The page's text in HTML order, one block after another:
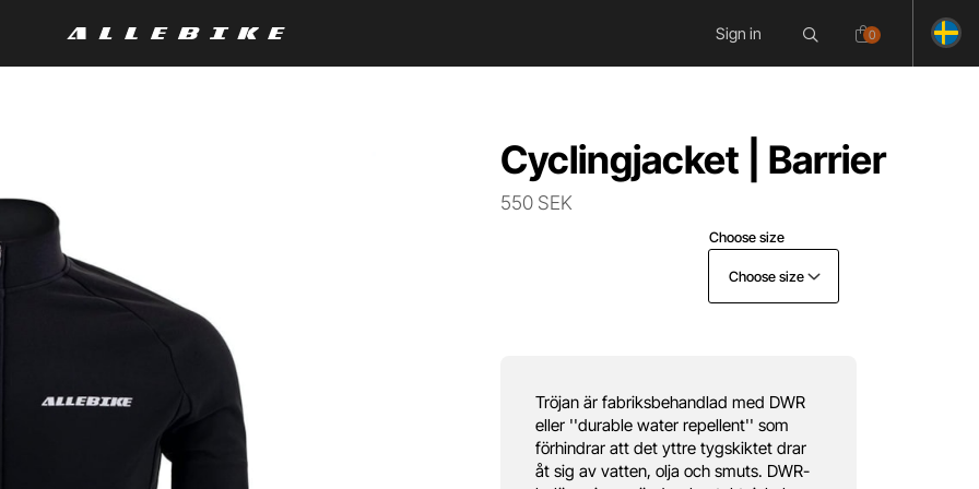
Sign in 0
Cyclingjacket | Barrier
550 SEK
Choose size
Choose size
Tröjan är fabriksbehandlad med DWR
eller ''durable water repellent'' som
förhindrar att det yttre tygskiktet drar
åt sig av vatten, olja och smuts. DWR-